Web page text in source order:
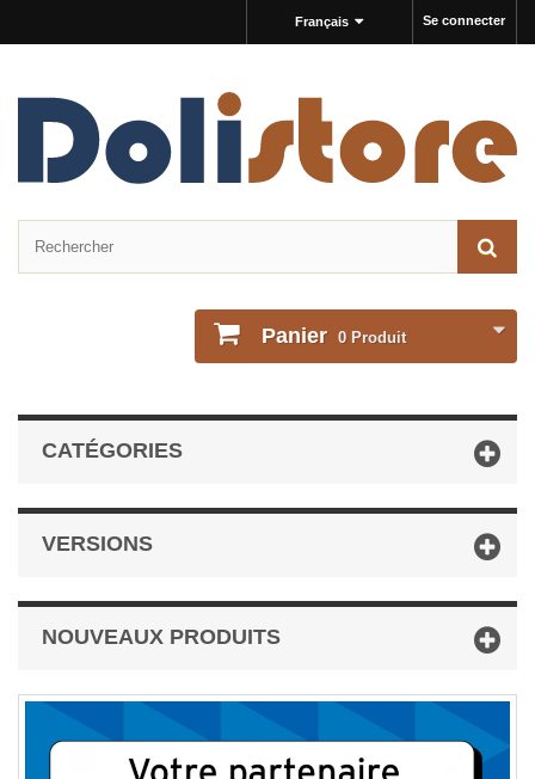
Se connecter
Français
Panier 0 Produit
CATÉGORIES
VERSIONS
NOUVEAUX PRODUITS